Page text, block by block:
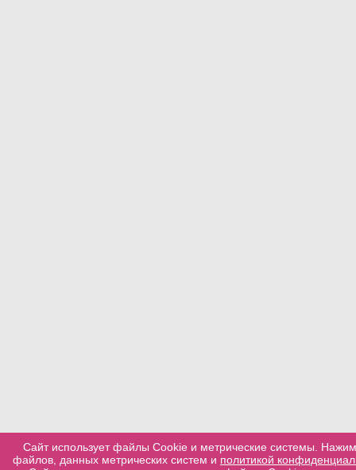
Сайт использует файлы Cookie и метрические системы.
файлов, данных метрических систем и политикой